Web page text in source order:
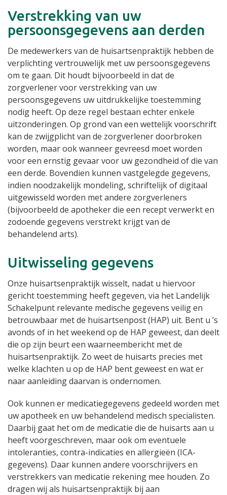
Verstrekking van uw
persoonsgegevens aan derden
De medewerkers van de huisartsenpraktijk hebben de
verplichting vertrouwelijk met uw persoonsgegevens
om te gaan. Dit houdt bijvoorbeeld in dat de
zorgverlener voor verstrekking van uw
persoonsgegevens uw uitdrukkelijke toestemming
nodig heeft. Op deze regel bestaan echter enkele
uitzonderingen. Op grond van een wettelijk voorschrift
kan de zwijgplicht van de zorgverlener doorbroken
worden, maar ook wanneer gevreesd moet worden
voor een ernstig gevaar voor uw gezondheid of die van
een derde. Bovendien kunnen vastgelegde gegevens,
indien noodzakelijk mondeling, schriftelijk of digitaal
uitgewisseld worden met andere zorgverleners
(bijvoorbeeld de apotheker die een recept verwerkt en
zodoende gegevens verstrekt krijgt van de
behandelend arts).
Uitwisseling gegevens
Onze huisartsenpraktijk wisselt, nadat u hiervoor
gericht toestemming heeft gegeven, via het Landelijk
Schakelpunt relevante medische gegevens veilig en
betrouwbaar met de huisartsenpost (HAP) uit. Bent u ’s
avonds of in het weekend op de HAP geweest, dan deelt
die op zijn beurt een waarneembericht met de
huisartsenpraktijk. Zo weet de huisarts precies met
welke klachten u op de HAP bent geweest en wat er
naar aanleiding daarvan is ondernomen.
Ook kunnen er medicatiegegevens gedeeld worden met
uw apotheek en uw behandelend medisch specialisten.
Daarbij gaat het om de medicatie die de huisarts aan u
heeft voorgeschreven, maar ook om eventuele
intoleranties, contra-indicaties en allergieën (ICA-
gegevens). Daar kunnen andere voorschrijvers en
verstrekkers van medicatie rekening mee houden. Zo
dragen wij als huisartsenpraktijk bij aan